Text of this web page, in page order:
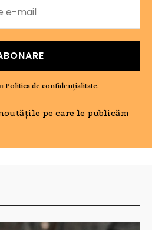
Politica de confidențialitate.
pe care le publicăm